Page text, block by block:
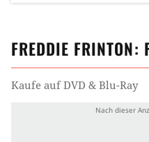
FREDDIE FRINTON:
Kaufe auf DVD & Blu-Ray